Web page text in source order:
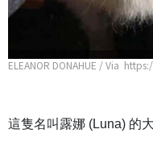
ELEANOR DONAHUE / Via
這隻名叫露娜 (Luna) 的